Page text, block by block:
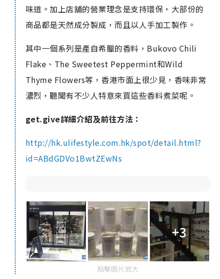
味道。加上店舖的營業理念是支持環保，大部份的
商品都是天然成分製成，而且以人手加工製作。
其中一個系列是產自希臘的香料，Bukovo Chili
Flake、The Sweetest Peppermint和Wild
Thyme Flowers等，香港市面上很少見，香味非常
濃烈，聽聞有不少人特意來買這些香料煮菜呢。
get.give詳細介紹及前往方法：
http://hk.ulifestyle.com.hk/spot/detail.html?
id=ABdGDVo1BwtZEwNs
+3
點擊圖片放大